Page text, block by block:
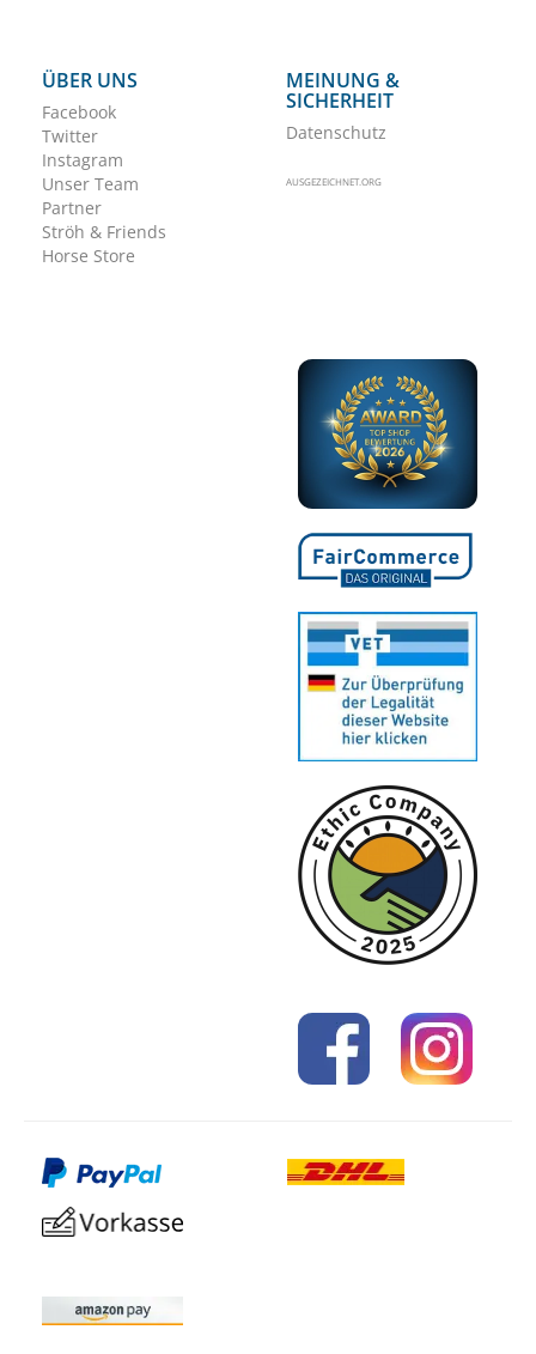
ÜBER UNS
Facebook
Twitter
Instagram
Unser Team
Partner
Ströh & Friends
Horse Store
MEINUNG &
SICHERHEIT
Datenschutz
AUSGEZEICHNET.ORG